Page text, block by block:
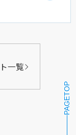
一覧
PAGETOP